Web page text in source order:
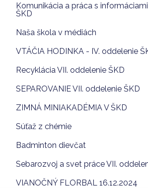
Komunikácia a práca s
ŠKD
Naša škola v médiách
VTÁČIA HODINKA - IV. oddelenie
Recyklácia VII. oddelenie ŠKD
SEPAROVANIE VII. oddelenie ŠKD
ZIMNÁ MINIAKADÉMIA V ŠKD
Súťaž z chémie
Badminton dievčat
Sebarozvoj a svet práce VII.
VIANOČNÝ FLORBAL 16.12.2024